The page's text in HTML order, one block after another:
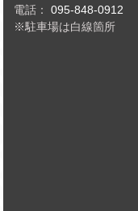
電話：095-848-0912
※駐車場は白線箇所